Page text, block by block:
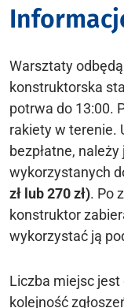
Warsztaty
konstruktorska
potrwa do 13:00.
rakiety w terenie.
bezpłatne,
wykorzystanych
zł lub 270 zł). Po
konstruktor
wykorzystać ją
Liczba miejsc jest
kolejność